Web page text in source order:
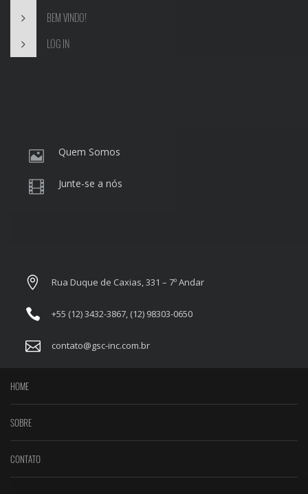
BEM VINDO!
LOG IN
Quem Somos
Junte-se a nós
Rua Duque de Caxias, 331 – 7º Andar
+55 (12) 3432-3867, (12) 98303-0650
contato@gsc-inc.com.br
HOME
SOBRE
CONTATO